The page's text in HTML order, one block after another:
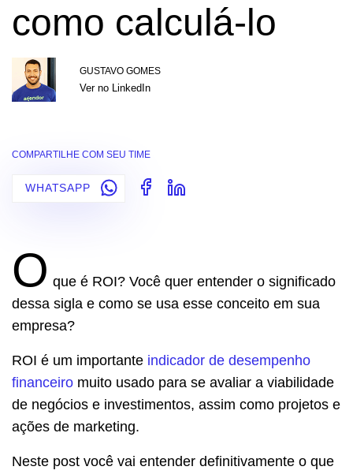
como calculá-lo
GUSTAVO GOMES
Ver no LinkedIn
COMPARTILHE COM SEU TIME
WHATSAPP
O que é ROI? Você quer entender o significado
dessa sigla e como se usa esse conceito em sua
empresa?
ROI é um importante indicador de desempenho
financeiro muito usado para se avaliar a viabilidade
de negócios e investimentos, assim como projetos e
ações de marketing.
Neste post você vai entender definitivamente o que